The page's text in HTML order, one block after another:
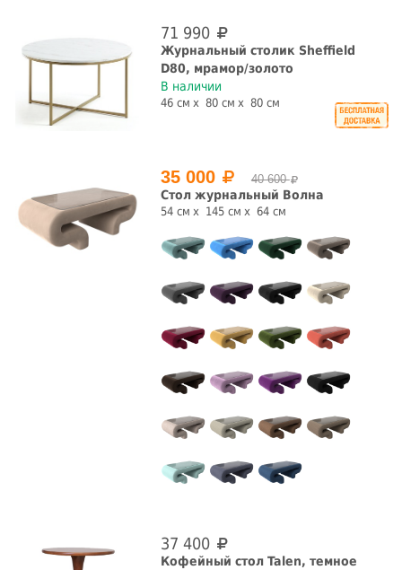
71 990
Журнальный столик Sheffield
D80, мрамор/золото
В наличии
46 см 80 см 80 см
35 000 40 600
Стол журнальный Волна
54 см 145 см 64 см
37 400
Кофейный стол Talen, темное